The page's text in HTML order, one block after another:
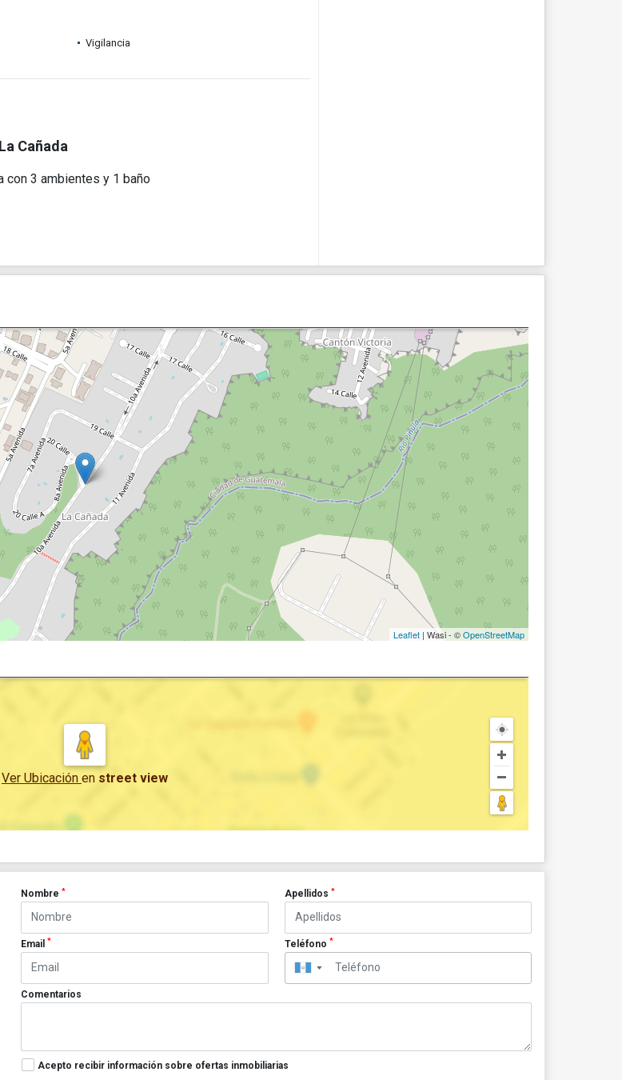
Vigilancia
Cañada
con 3 ambientes y 1 baño
Leaflet | Wasi - ©OpenStreetMap
Ver Ubicación en street view
Nombre* Apellidos *
Email* Teléfono *
▼
Comentarios
Acepto recibir información sobre ofertas inmobiliarias